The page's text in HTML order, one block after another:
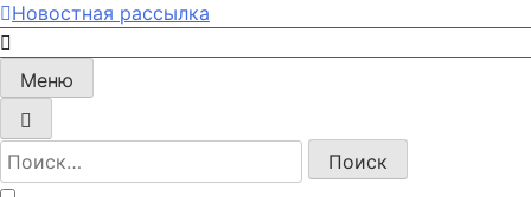
Новостная рассылка
Меню
Найти: